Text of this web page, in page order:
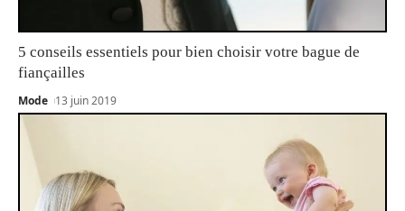
5 conseils essentiels pour bien choisir votre bague de
fiançailles
Mode 13 juin 2019